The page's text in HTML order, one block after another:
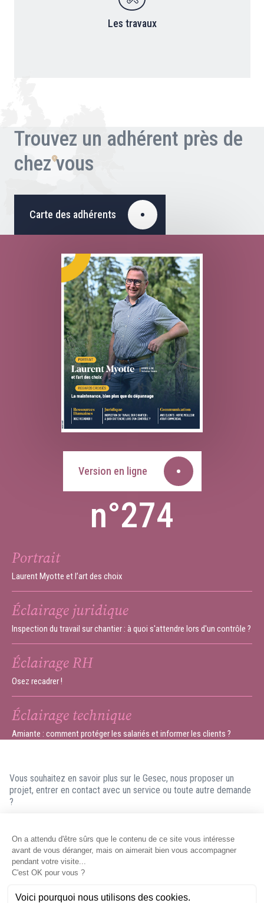
Les travaux
Trouvez un adhérent près de
chez vous
Carte des adhérents
Version en ligne
n°274
Portrait
Laurent Myotte et l’art des choix
Éclairage juridique
Inspection du travail sur chantier : à quoi s'attendre lors d'un contrôle ?
Éclairage RH
Osez recadrer !
Éclairage technique
Amiante : comment protéger les salariés et informer les clients ?
Vous souhaitez en savoir plus sur le Gesec, nous proposer un
projet, entrer en contact avec un service ou toute autre demande
?
répondre dans les meilleurs délais.